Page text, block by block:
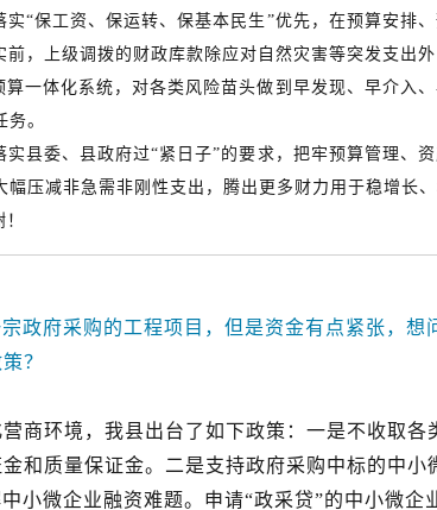
“保工资、保运转、保基本民生”优先，在预算安排
，上级调拨的财政库款除应对自然灾害等突发支出外
一体化系统，对各类风险苗头做到早发现、早介入
。
县委、县政府过“紧日子”的要求，把牢预算管理、
压减非急需非刚性支出，腾出更多财力用于稳增长、
政府采购的工程项目，但是资金有点紧张，想
？
商环境，我县出台了如下政策：一是不收取各
和质量保证金。二是支持政府采购中标的中小
小微企业融资难题。申请“政采贷”的中小微企